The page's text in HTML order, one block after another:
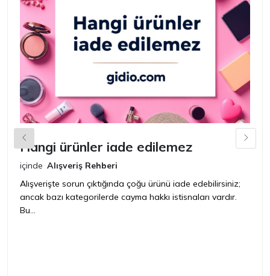
Hangi ürünler iade edilemez
içinde Alışveriş Rehberi
Alışverişte sorun çıktığında çoğu ürünü iade edebilirsiniz;
ancak bazı kategorilerde cayma hakkı istisnaları vardır.
Bu...